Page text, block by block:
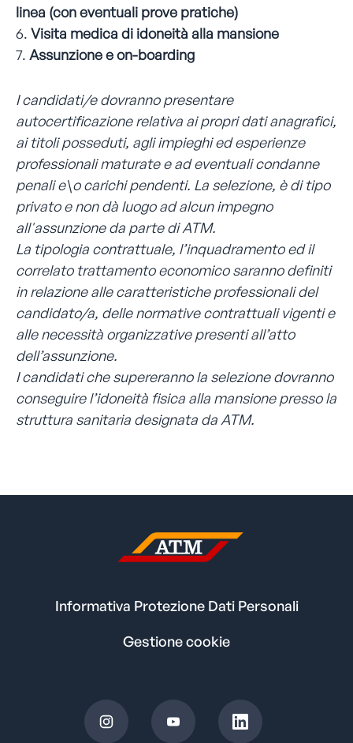
linea (con eventuali prove pratiche)
6. Visita medica di idoneità alla mansione
7. Assunzione e on-boarding
I candidati/e dovranno presentare
autocertificazione relativa ai propri dati anagrafici,
ai titoli posseduti, agli impieghi ed esperienze
professionali maturate e ad eventuali condanne
penali e\o carichi pendenti. La selezione, è di tipo
privato e non dà luogo ad alcun impegno
all'assunzione da parte di ATM.
La tipologia contrattuale, l’inquadramento ed il
correlato trattamento economico saranno definiti
in relazione alle caratteristiche professionali del
candidato/a, delle normative contrattuali vigenti e
alle necessità organizzative presenti all’atto
dell’assunzione.
I candidati che supereranno la selezione dovranno
conseguire l’idoneità fisica alla mansione presso la
struttura sanitaria designata da ATM.
Informativa Protezione Dati Personali
Gestione cookie
S
S
S